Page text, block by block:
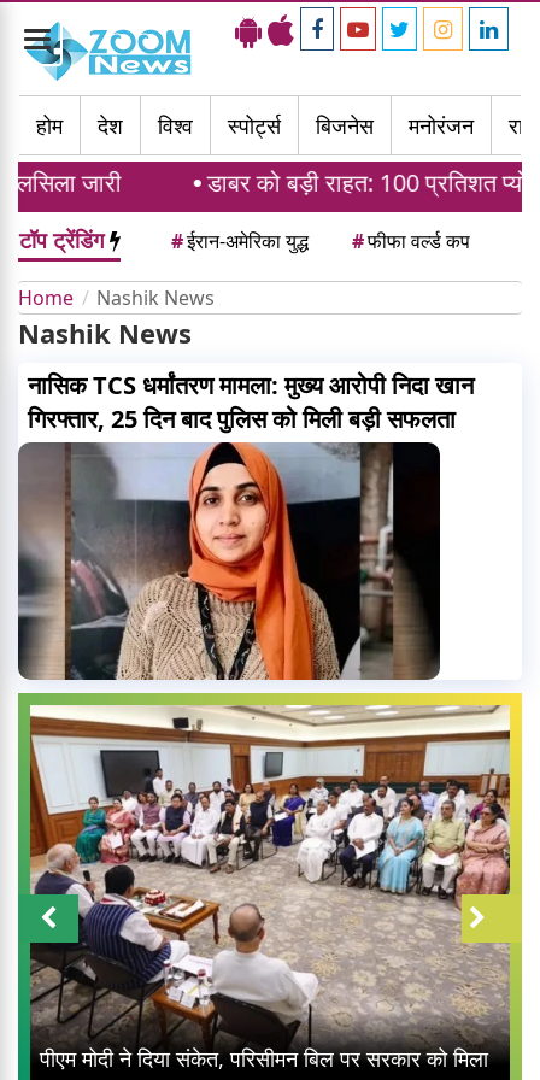
Toggle
navigation
होम
देश विश्व स्पोर्ट्स बिजनेस मनोरंजन
जारी डाबर को बड़ी राहत: 100 प्रतिशत प्योर
टॉप ट्रेंडिंग #ईरान-अमेरिका युद्ध #फीफा वर्ल्ड कप
Home Nashik News
Nashik News
नासिक TCS धर्मांतरण मामला: मुख्य आरोपी निदा खान
गिरफ्तार, 25 दिन बाद पुलिस को मिली बड़ी सफलता
पीएम मोदी ने दिया संकेत, परिसीमन बिल पर सरकार को मिला